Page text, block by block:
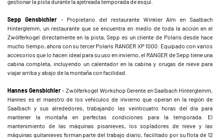
gestionar la pista durante la ajetreada temporada de esquí.
Sepp Gensbichler- Propietario del restaurante Winkler Alm en Saalbach
Hinterglemm, un restaurante que se encuentra en medio de toda la acción en el
Zwölferkogel directamente en la pista, Sepp es un cliente de Polaris desde hace
mucho tiempo, ahora con su tercer Polaris RANGER XP 1000. Equipado con varios
accesorios que lo hacen ideal para su uso en invierno, el RANGER de Sepp tiene una
cabina completa, incluyendo un calentador en la cabina y orugas de nieve para
viajar arriba y abajo de la montaña con facilidad.
Hannes Gensbichler- Zwölferkogel Workshop Gerente en Saalbach Hinterglemm,
Hannes es el maestro de los vehículos de invierno que operan en la región de
Saalbach y sus alrededores, trabajando las veinticuatro horas del día para
mantener la montaña en perfectas condiciones para la temporada. El
mantenimiento de las máquinas pisanieves, los sopladores de nieve y las
máquinas quitanieves forman parte del trabajo diario, facilitado por su flota de 12